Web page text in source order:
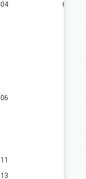
04 6 199,5
06
11
13